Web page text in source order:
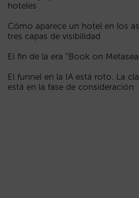
hoteles
Cómo aparece un hotel en los
tres capas de visibilidad
El fin de la era “Book on
El funnel en la IA está roto. La
está en la fase de consideración